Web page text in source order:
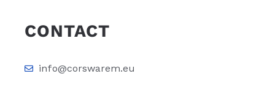
CONTACT
info@corswarem.eu